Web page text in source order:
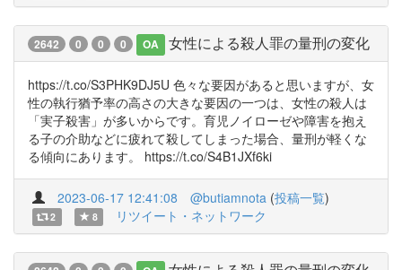
2642 0 0 0 OA 女性による殺人罪の量刑の変化
https://t.co/S3PHK9DJ5U 色々な要因があると思いますが、女
性の執行猶予率の高さの大きな要因の一つは、女性の殺人は
「実子殺害」が多いからです。育児ノイローゼや障害を抱え
る子の介助などに疲れて殺してしまった場合、量刑が軽くな
る傾向にあります。 https://t.co/S4B1JXf6ki
2023-06-17 12:41:08 @butiamnota (投稿一覧)
2 8 リツイート・ネットワーク